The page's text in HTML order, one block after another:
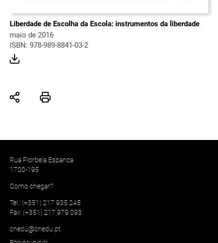
Liberdade de Escolha da Escola: instrumentos da liberdade
maio de 2016
ISBN: 978-989-8841-03-2
Rua Florbela Espanca
1700-195
Como chegar?
Tel.: (+351) 217 935 245
Fax: (+351) 217 979 093
cnedu@cnedu.pt